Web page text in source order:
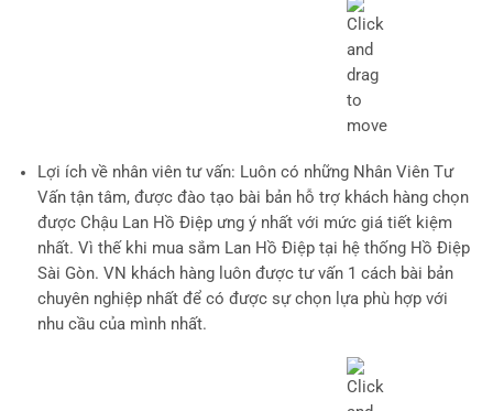
Lợi ích về nhân viên tư vấn: Luôn có những Nhân Viên Tư
Vấn tận tâm, được đào tạo bài bản hỗ trợ khách hàng chọn
được Chậu Lan Hồ Điệp ưng ý nhất với mức giá tiết kiệm
nhất. Vì thế khi mua sắm Lan Hồ Điệp tại hệ thống Hồ Điệp
Sài Gòn. VN khách hàng luôn được tư vấn 1 cách bài bản
chuyên nghiệp nhất để có được sự chọn lựa phù hợp với
nhu cầu của mình nhất.